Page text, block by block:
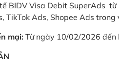
BIDV Visa Debit SuperAds
TikTok Ads, Shopee Ads
mại: Từ ngày 10/02/2026